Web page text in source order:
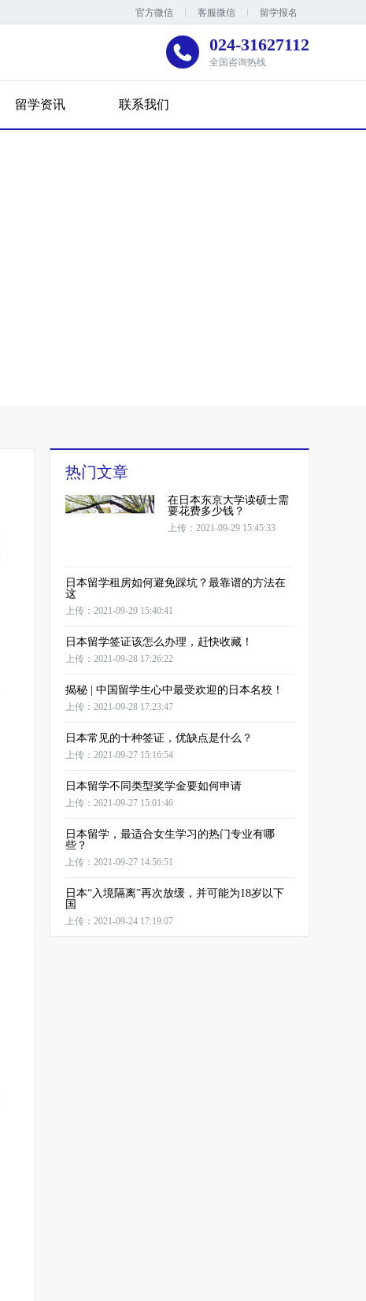
官方微信 客服微信 留学报名
024-31627112
全国咨询热线
留学资讯 联系我们
热门文章
在日本东京大学读硕士需
要花费多少钱？
上传：2021-09-29 15:45:33
日本留学租房如何避免踩坑？最靠谱的方法在
这
上传：2021-09-29 15:40:41
日本留学签证该怎么办理，赶快收藏！
上传：2021-09-28 17:26:22
揭秘 | 中国留学生心中最受欢迎的日本名校！
上传：2021-09-28 17:23:47
日本常见的十种签证，优缺点是什么？
上传：2021-09-27 15:16:54
日本留学不同类型奖学金要如何申请
上传：2021-09-27 15:01:46
日本留学，最适合女生学习的热门专业有哪
些？
上传：2021-09-27 14:56:51
日本“入境隔离”再次放缓，并可能为18岁以下
国
上传：2021-09-24 17:19:07